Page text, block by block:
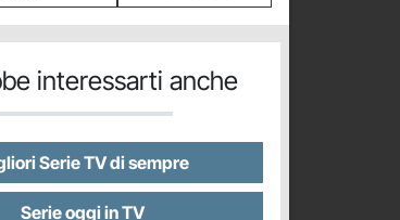
interessarti anche
Serie TV di sempre
Serie oggi in TV